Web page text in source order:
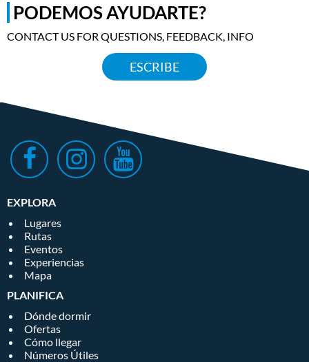
PODEMOS AYUDARTE?
CONTACT US FOR QUESTIONS, FEEDBACK, INFO
ESCRIBE
EXPLORA
Lugares
Rutas
Eventos
Experiencias
Mapa
PLANIFICA
Dónde dormir
Ofertas
Cómo llegar
Números Útiles